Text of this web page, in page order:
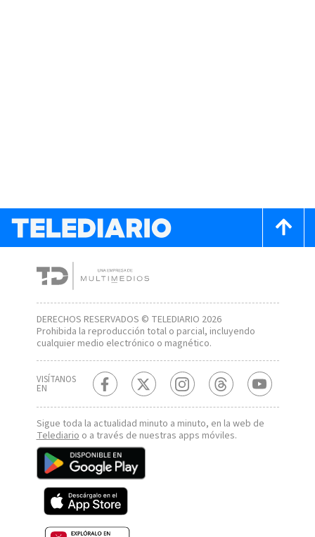
DERECHOS RESERVADOS © TELEDIARIO 2026
Prohibida la reproducción total o parcial, incluyendo
cualquier medio electrónico o magnético.
VISÍTANOS
EN
Sigue toda la actualidad minuto a minuto, en la web de
Telediarioo a través de nuestras apps móviles.